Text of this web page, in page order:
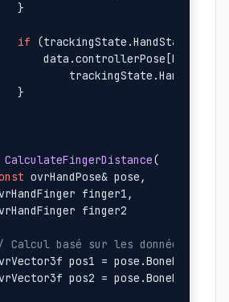
}
if
}
CalculateFingerDistance(
ovrHandPose& pose,
finger1,
finger2
Calcul basé sur les données
pos1 =
pos2 =